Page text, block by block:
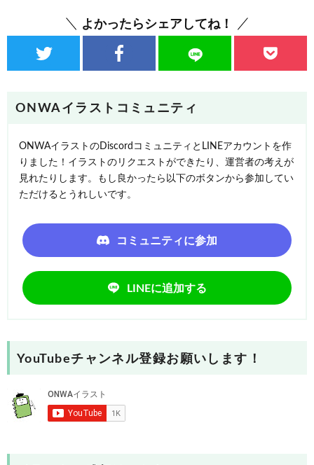
よかったらシェアしてね！
ONWAイラストコミュニティ
ONWAイラストのDiscordコミュニティとLINEアカウントを作
りました！イラストのリクエストができたり、運営者の考えが
見れたりします。もし良かったら以下のボタンから参加してい
ただけるとうれしいです。
コミュニティに参加
LINEに追加する
YouTubeチャンネル登録お願いします！